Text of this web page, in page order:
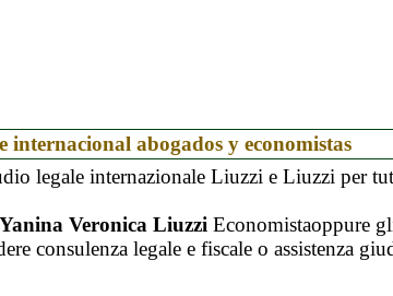
abogados y economistas
legale internazionale Liuzzi e Liuzzi per
Veronica Liuzzi Economistaoppure
consulenza legale e fiscale o assistenza